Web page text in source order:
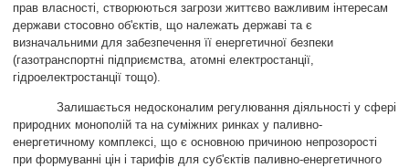
прав власності, створюються загрози життєво важливим інтересам
держави стосовно об'єктів, що належать державі та є
визначальними для забезпечення її енергетичної безпеки
(газотранспортні підприємства, атомні електростанції,
гідроелектростанції тощо).
Залишається недосконалим регулювання діяльності у сфері
природних монополій та на суміжних ринках у паливно-
енергетичному комплексі, що є основною причиною непрозорості
при формуванні цін і тарифів для суб'єктів паливно-енергетичного